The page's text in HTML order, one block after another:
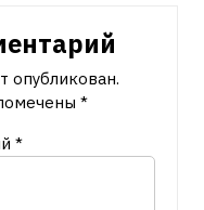
опубликован.
*
*